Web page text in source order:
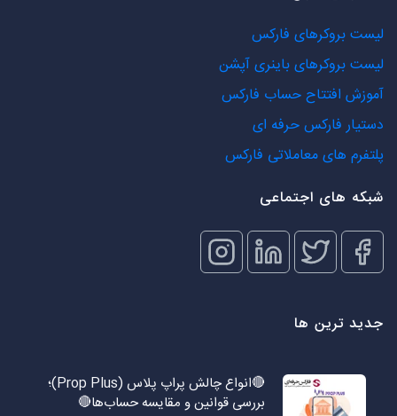
لیست بروکرهای فارکس
لیست بروکرهای باینری آپشن
آموزش افتتاح حساب فارکس
دستیار فارکس حرفه ای
پلتفرم های معاملاتی فارکس
شبکه های اجتماعی
جدید ترین ها
🔴انواع چالش پراپ پلاس (Prop Plus)؛
بررسی قوانین و مقایسه حساب‌ها🔴